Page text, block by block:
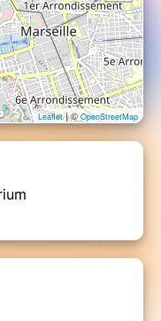
Leaflet| ©OpenStreetMap